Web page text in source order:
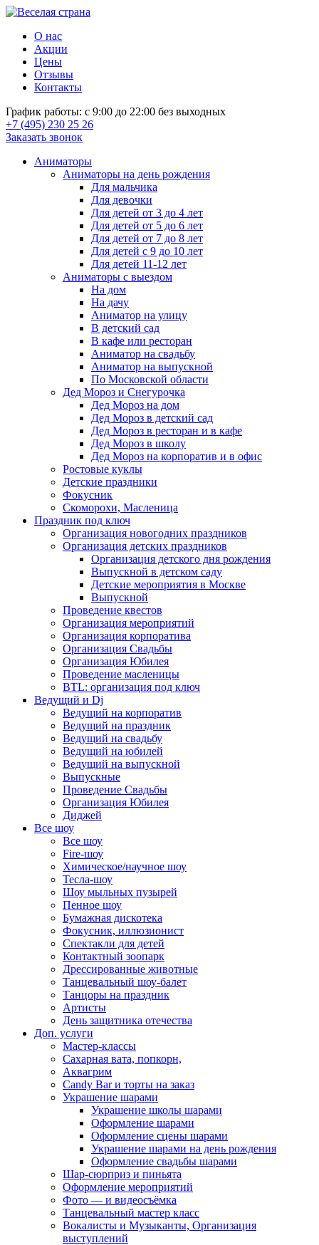
О нас
Акции
Цены
Отзывы
Контакты
График работы: с 9:00 до 22:00 без выходных
+7 (495) 230 25 26
Заказать звонок
Аниматоры
Аниматоры на день рождения
Для мальчика
Для девочки
Для детей от 3 до 4 лет
Для детей от 5 до 6 лет
Для детей от 7 до 8 лет
Для детей с 9 до 10 лет
Для детей 11-12 лет
Аниматоры с выездом
На дом
На дачу
Аниматор на улицу
В детский сад
В кафе или ресторан
Аниматор на свадьбу
Аниматор на выпускной
По Московской области
Дед Мороз и Снегурочка
Дед Мороз на дом
Дед Мороз в детский сад
Дед Мороз в ресторан и в кафе
Дед Мороз в школу
Дед Мороз на корпоратив и в офис
Ростовые куклы
Детские праздники
Фокусник
Скоморохи, Масленица
Праздник под ключ
Организация новогодних праздников
Организация детских праздников
Организация детского дня рождения
Выпускной в детском саду
Детские мероприятия в Москве
Выпускной
Проведение квестов
Организация мероприятий
Организация корпоратива
Организация Свадьбы
Организация Юбилея
Проведение масленицы
BTL: организация под ключ
Ведущий и Dj
Ведущий на корпоратив
Ведущий на праздник
Ведущий на свадьбу
Ведущий на юбилей
Ведущий на выпускной
Выпускные
Проведение Свадьбы
Организация Юбилея
Диджей
Все шоу
Все шоу
Fire-шоу
Химическое/научное шоу
Тесла-шоу
Шоу мыльных пузырей
Пенное шоу
Бумажная дискотека
Фокусник, иллюзионист
Спектакли для детей
Контактный зоопарк
Дрессированные животные
Танцевальный шоу-балет
Танцоры на праздник
Артисты
День защитника отечества
Доп. услуги
Мастер-классы
Сахарная вата, попкорн,
Аквагрим
Candy Bar и торты на заказ
Украшение шарами
Украшение школы шарами
Оформление шарами
Оформление сцены шарами
Украшение шарами на день рождения
Оформление свадьбы шарами
Шар-сюрприз и пиньята
Оформление мероприятий
Фото — и видеосъёмка
Танцевальный мастер класс
Вокалисты и Музыканты, Организация
выступлений